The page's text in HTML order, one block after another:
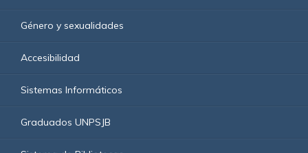
Género y sexualidades
Accesibilidad
Sistemas Informáticos
Graduados UNPSJB